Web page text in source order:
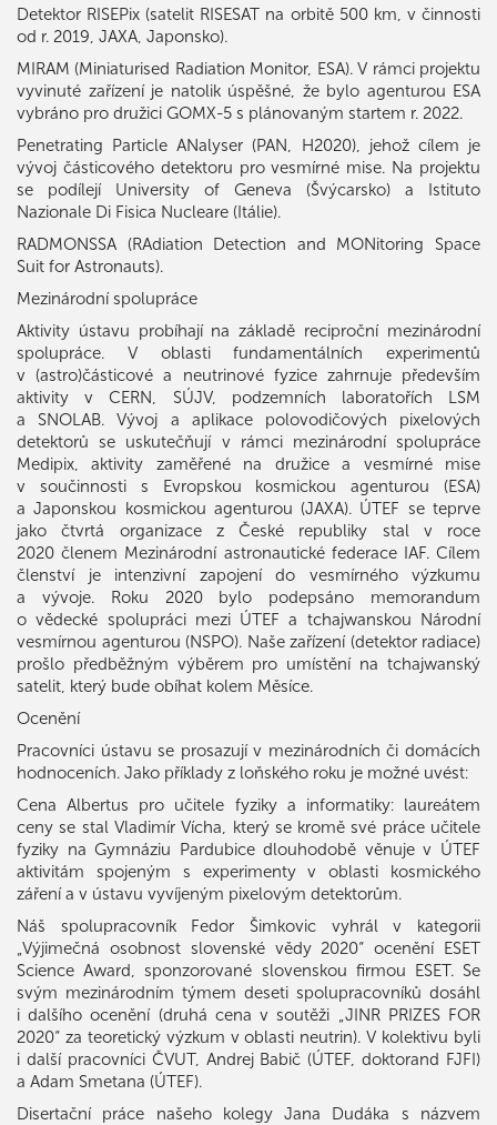
Detektor RISEPix (satelit RISESAT na orbitě 500 km, v činnosti
od r. 2019, JAXA, Japonsko).
MIRAM (Miniaturised Radiation Monitor, ESA). V rámci projektu
vyvinuté zařízení je natolik úspěšné, že bylo agenturou ESA
vybráno pro družici GOMX-5 s plánovaným startem r. 2022.
Penetrating Particle ANalyser (PAN, H2020), jehož cílem je
vývoj částicového detektoru pro vesmírné mise. Na projektu
se podílejí University of Geneva (Švýcarsko) a Istituto
Nazionale Di Fisica Nucleare (Itálie).
RADMONSSA (RAdiation Detection and MONitoring Space
Suit for Astronauts).
Mezinárodní spolupráce
Aktivity ústavu probíhají na základě reciproční mezinárodní
spolupráce. V oblasti fundamentálních experimentů
v (astro)částicové a neutrinové fyzice zahrnuje především
aktivity v CERN, SÚJV, podzemních laboratořích LSM
a SNOLAB. Vývoj a aplikace polovodičových pixelových
detektorů se uskutečňují v rámci mezinárodní spolupráce
Medipix, aktivity zaměřené na družice a vesmírné mise
v součinnosti s Evropskou kosmickou agenturou (ESA)
a Japonskou kosmickou agenturou (JAXA). ÚTEF se teprve
jako čtvrtá organizace z České republiky stal v roce
2020 členem Mezinárodní astronautické federace IAF. Cílem
členství je intenzivní zapojení do vesmírného výzkumu
a vývoje. Roku 2020 bylo podepsáno memorandum
o vědecké spolupráci mezi ÚTEF a tchajwanskou Národní
vesmírnou agenturou (NSPO). Naše zařízení (detektor radiace)
prošlo předběžným výběrem pro umístění na tchajwanský
satelit, který bude obíhat kolem Měsíce.
Ocenění
Pracovníci ústavu se prosazují v mezinárodních či domácích
hodnoceních. Jako příklady z loňského roku je možné uvést:
Cena Albertus pro učitele fyziky a informatiky: laureátem
ceny se stal Vladimír Vícha, který se kromě své práce učitele
fyziky na Gymnáziu Pardubice dlouhodobě věnuje v ÚTEF
aktivitám spojeným s experimenty v oblasti kosmického
záření a v ústavu vyvíjeným pixelovým detektorům.
Náš spolupracovník Fedor Šimkovic vyhrál v kategorii
„Výjimečná osobnost slovenské vědy 2020“ ocenění ESET
Science Award, sponzorované slovenskou firmou ESET. Se
svým mezinárodním týmem deseti spolupracovníků dosáhl
i dalšího ocenění (druhá cena v soutěži „JINR PRIZES FOR
2020“ za teoretický výzkum v oblasti neutrin). V kolektivu byli
i další pracovníci ČVUT, Andrej Babič (ÚTEF, doktorand FJFI)
a Adam Smetana (ÚTEF).
Disertační práce našeho kolegy Jana Dudáka s názvem